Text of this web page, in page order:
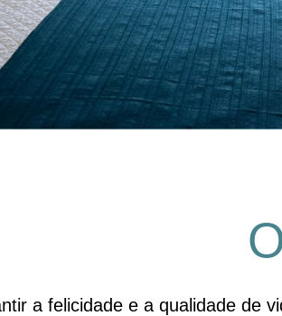
a felicidade e a qualidade de